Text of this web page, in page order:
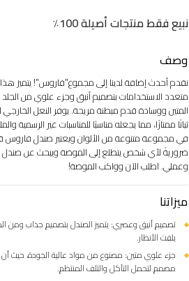
نبيع فقط منتجات أصيلة 100٪
وصف
نقدم أحدث إضافة لدينا إلى مجموع"فاروس"! يتميز
متعدد الاستخدامات بتصميم أنيق وجزء علوي من الجلد
المتين ووسادة قدم مبطنة مريحة. يوفر النعل
ثباتًا ممتازًا، مما يجعله مناسبًا للمناسبات غير الرسمية
في مجموعة متنوعة من الألوان ويعتبر صندل
ضروريةً لأي شخص يتطلع إلى الموضة ويبحث عن صندل
وعملي. اطلب الآن وواكب الموضة!
ميزاتنا
تصميم أنيق وعصري: يتميز الصندل بتصميم جذاب ومن
يلفت الأنظار.
جزء علوي متين: مصنوع من مواد عالية الجودة، حيث أن
مصمم لتحمل التآكل والتلف المنتظم.